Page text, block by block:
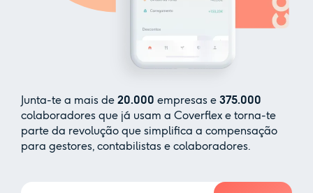
Junta-te a mais de 20.000 empresas e 375.000
colaboradores que já usam a Coverflex e torna-te
parte da revolução que simplifica a compensação
para gestores, contabilistas e colaboradores.